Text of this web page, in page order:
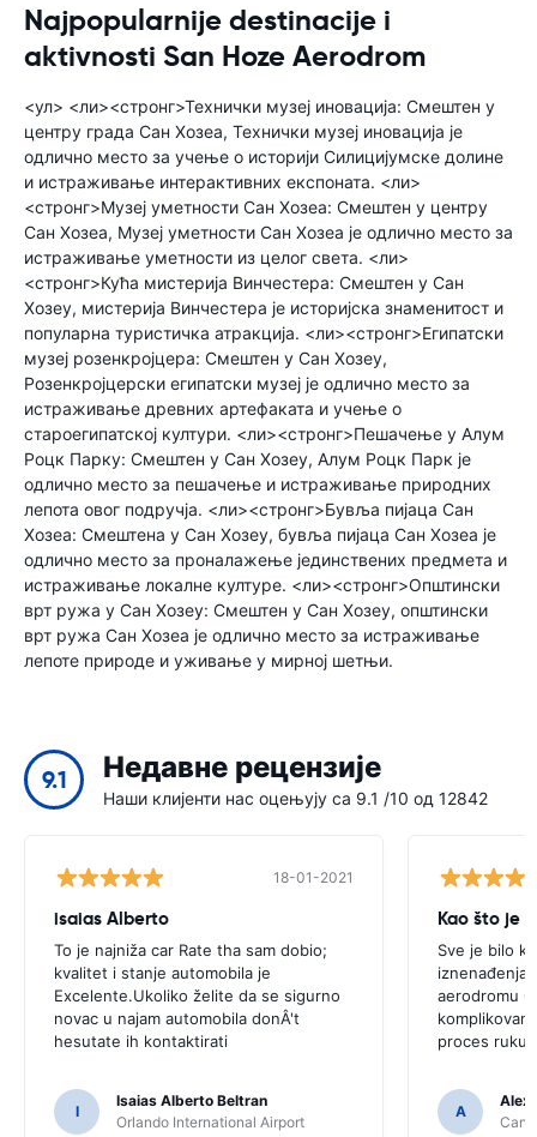
Najpopularnije destinacije i
aktivnosti San Hoze Aerodrom
<ул> <ли><стронг>Технички музеј иновација: Смештен у
центру града Сан Хозеа, Технички музеј иновација је
одлично место за учење о историји Силицијумске долине
и истраживање интерактивних експоната. <ли>
<стронг>Музеј уметности Сан Хозеа: Смештен у центру
Сан Хозеа, Музеј уметности Сан Хозеа је одлично место за
истраживање уметности из целог света. <ли>
<стронг>Кућа мистерија Винчестера: Смештен у Сан
Хозеу, мистерија Винчестера је историјска знаменитост и
популарна туристичка атракција. <ли><стронг>Египатски
музеј розенкројцера: Смештен у Сан Хозеу,
Розенкројцерски египатски музеј је одлично место за
истраживање древних артефаката и учење о
староегипатској култури. <ли><стронг>Пешачење у Алум
Роцк Парку: Смештен у Сан Хозеу, Алум Роцк Парк је
одлично место за пешачење и истраживање природних
лепота овог подручја. <ли><стронг>Бувља пијаца Сан
Хозеа: Смештена у Сан Хозеу, бувља пијаца Сан Хозеа је
одлично место за проналажење јединствених предмета и
истраживање локалне културе. <ли><стронг>Општински
врт ружа у Сан Хозеу: Смештен у Сан Хозеу, општински
врт ружа Сан Хозеа је одлично место за истраживање
лепоте природе и уживање у мирној шетњи.
9.1 Недавне рецензије
Наши клијенти нас оцењују са 9.1 /10 од 12842
18-01-2021
isaias Alberto
To je najniža car Rate tha sam dobio;
kvalitet i stanje automobila je
Excelente.Ukoliko želite da se sigurno
novac u najam automobila donÂ't
hesutate ih kontaktirati
I
Isaias Alberto Beltran
Orlando International Airport
Kao što je
Sve je bilo
aerodromu
proces
A
Alex